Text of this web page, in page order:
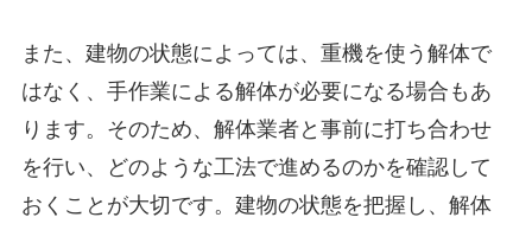
また、建物の状態によっては、重機を使う解体で
はなく、手作業による解体が必要になる場合もあ
ります。そのため、解体業者と事前に打ち合わせ
を行い、どのような工法で進めるのかを確認して
おくことが大切です。建物の状態を把握し、解体